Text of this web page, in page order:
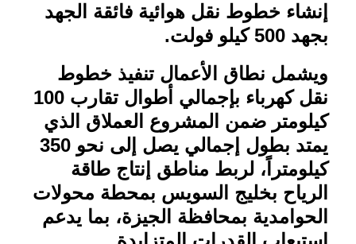
إنشاء خطوط نقل هوائية فائقة الجهد
بجهد 500 كيلو فولت
.
ويشمل نطاق الأعمال تنفيذ خطوط
نقل كهرباء بإجمالي أطوال تقارب 100
كيلومتر ضمن المشروع العملاق الذي
يمتد بطول إجمالي يصل إلى نحو 350
كيلومتراً، لربط مناطق إنتاج طاقة
الرياح بخليج السويس بمحطة محولات
الحوامدية بمحافظة الجيزة، بما يدعم